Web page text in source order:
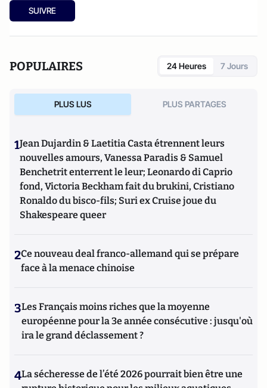
Perrin 2019.
SUIVRE
POPULAIRES 24 Heures 7 Jours
PLUS LUS PLUS PARTAGES
1Jean Dujardin & Laetitia Casta étrennent leurs
nouvelles amours, Vanessa Paradis & Samuel
Benchetrit enterrent le leur; Leonardo di Caprio
fond, Victoria Beckham fait du brukini, Cristiano
Ronaldo du bisco-fils; Suri ex Cruise joue du
Shakespeare queer
2Ce nouveau deal franco-allemand qui se prépare
face à la menace chinoise
3Les Français moins riches que la moyenne
européenne pour la 3e année consécutive : jusqu'où
ira le grand déclassement ?
4La sécheresse de l’été 2026 pourrait bien être une